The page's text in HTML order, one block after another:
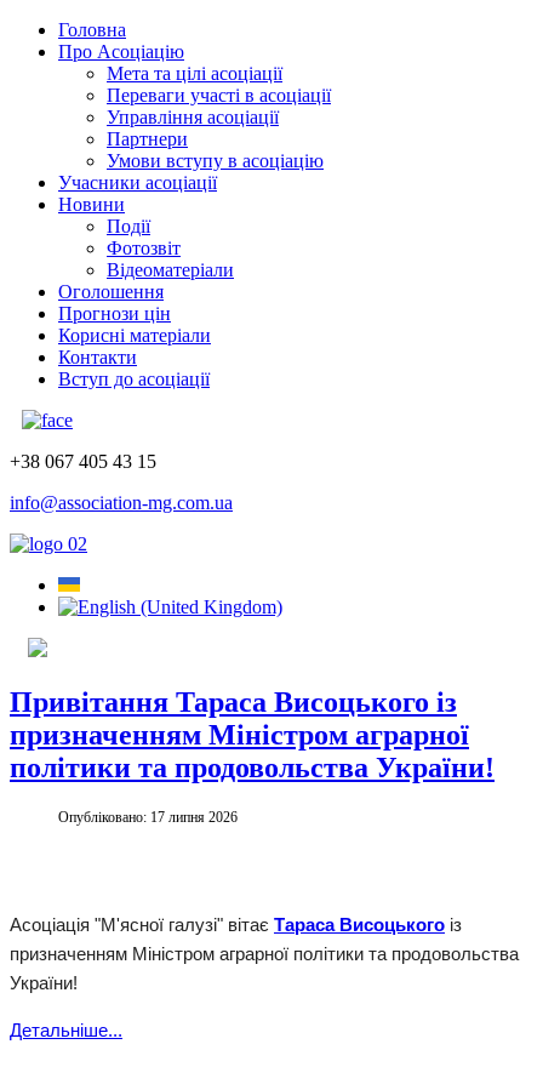
Головна
Про Асоціацію
Мета та цілі асоціації
Переваги участі в асоціації
Управління асоціації
Партнери
Умови вступу в асоціацію
Учасники асоціації
Новини
Події
Фотозвіт
Відеоматеріали
Оголошення
Прогнози цін
Корисні матеріали
Контакти
Вступ до асоціації
+38 067 405 43 15
info@association-mg.com.ua
Привітання Тараса Висоцького із
призначенням Міністром аграрної
політики та продовольства України!
Опубліковано: 17 липня 2026
Асоціація "М'ясної галузі" вітає Тараса Висоцького із
призначенням Міністром аграрної політики та продовольства
України!
Детальніше...